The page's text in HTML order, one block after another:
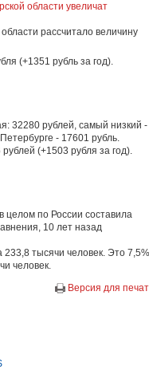
области увеличат
рассчитало величину
(+1351 рубль за год).
32280 рублей, самый низкий -
- 17601 рубль.
(+1503 рубля за год).
целом по России составила
10 лет назад
233,8 тысячи человек. Это 7,5%
человек.
Версия для